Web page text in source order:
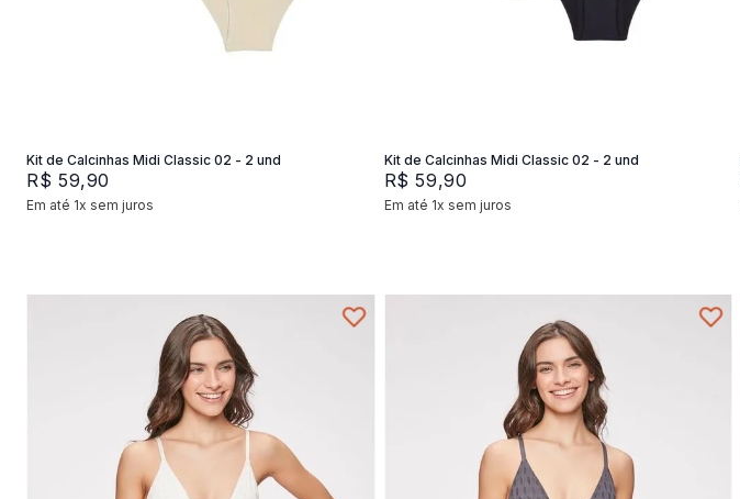
Kit de Calcinhas Midi Classic 02 - 2 und
R$ 59,90
Em até 1x sem juros
Kit de Calcinhas Midi Classic 02 - 2 und
R$ 59,90
Em até 1x sem juros